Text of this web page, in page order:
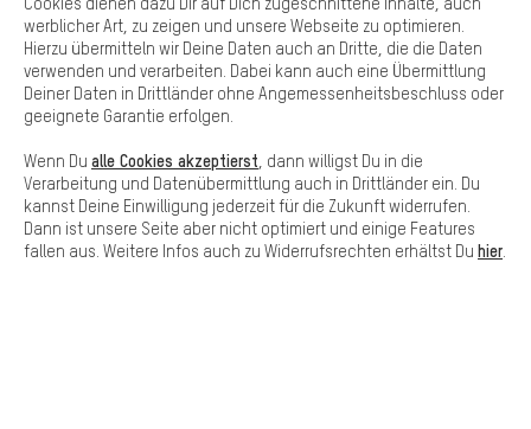
SICHER BEZAHLEN
Basis
Basis-Cookies gewährleisten, dass Du unsere Webseite
grundsätzlich nutzen kannst.
werblicher Art, zu zeigen und unsere Webseite zu optimieren.
Hierzu übermitteln wir Deine Daten auch an Dritte, die die Daten
verwenden und verarbeiten. Dabei kann auch eine Übermittlung
Deiner Daten in Drittländer ohne Angemessenheitsbeschluss oder
geeignete Garantie erfolgen.
Wenn Du alle Cookies akzeptierst , dann willigst Du in die
Verarbeitung und Datenübermittlung auch in Drittländer ein. Du
kannst Deine Einwilligung jederzeit für die Zukunft widerrufen.
Dann ist unsere Seite aber nicht optimiert und einige Features
fallen aus. Weitere Infos auch zu Widerrufsrechten erhältst Du hier